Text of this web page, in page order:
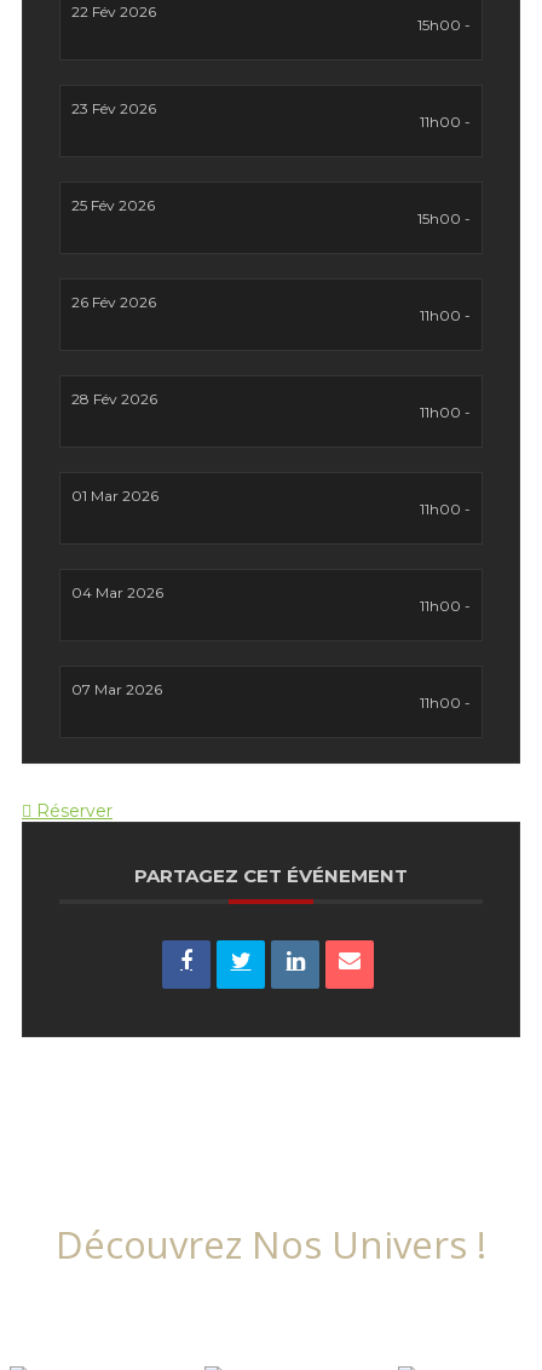
22 Fév 2026
15h00 -
23 Fév 2026
11h00 -
25 Fév 2026
15h00 -
26 Fév 2026
11h00 -
28 Fév 2026
11h00 -
01 Mar 2026
11h00 -
04 Mar 2026
11h00 -
07 Mar 2026
11h00 -
Réserver
PARTAGEZ CET ÉVÉNEMENT
Découvrez Nos Univers !